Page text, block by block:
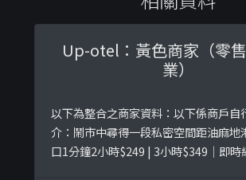
Up-otel：黃色商家（零
業）
以下為整合之商家資料：以下係商戶自
介：鬧市中尋得一段私密空間距油麻地
口1分鐘2小時$249 | 3小時$349｜即時